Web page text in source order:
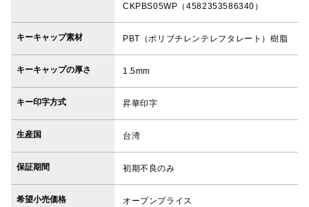
CKPBS05WP（4582353586340）
キーキャップ素材 PBT（ポリブチレンテレフタレート）樹脂
キーキャップの厚さ 1.5mm
キー印字方式 昇華印字
生産国 台湾
保証期間 初期不良のみ
希望小売価格 オープンプライス